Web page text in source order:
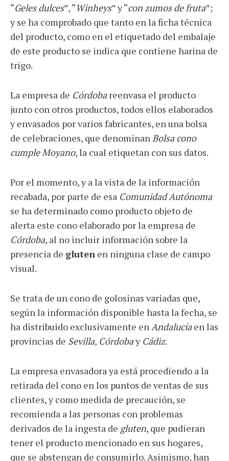
“Geles dulces”, “Winheys” y “con zumos de fruta”;
y se ha comprobado que tanto en la ficha técnica
del producto, como en el etiquetado del embalaje
de este producto se indica que contiene harina de
trigo.
La empresa de Córdobareenvasa el producto
junto con otros productos, todos ellos elaborados
y envasados por varios fabricantes, en una bolsa
de celebraciones, que denominan Bolsa cono
cumple Moyano, la cual etiquetan con sus datos.
Por el momento, y a la vista de la información
recabada, por parte de esa Comunidad Autónoma
se ha determinado como producto objeto de
alerta este cono elaborado por la empresa de
Córdoba, al no incluir información sobre la
presencia de gluten en ninguna clase de campo
visual.
Se trata de un cono de golosinas variadas que,
según la información disponible hasta la fecha, se
ha distribuido exclusivamente en Andalucíaen las
provincias de Sevilla, Córdobay Cádiz.
La empresa envasadora ya está procediendo a la
retirada del cono en los puntos de ventas de sus
clientes, y como medida de precaución, se
recomienda a las personas con problemas
derivados de la ingesta de gluten, que pudieran
tener el producto mencionado en sus hogares,
que se abstengan de consumirlo. Asimismo, han